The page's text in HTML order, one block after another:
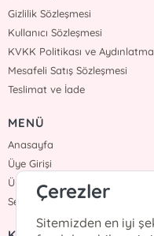
Gizlilik Sözleşmesi
Kullanıcı Sözleşmesi
KVKK Politikası ve
Mesafeli Satış Sözleşmesi
Teslimat ve İade
MENÜ
Anasayfa
Üye Girişi
Üye Ol
SepetimÇerezler
Sitemizden en iyi